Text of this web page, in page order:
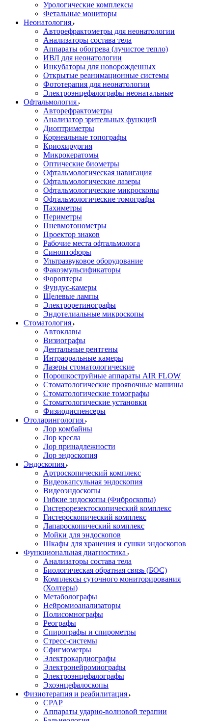
Урологические комплексы
Фетальные мониторы
Неонатология
Авторефрактометры для неонатологии
Анализаторы состава тела
Аппараты обогрева (лучистое тепло)
ИВЛ для неонатологии
Инкубаторы для новорожденных
Открытые реанимационные системы
Фототерапия для неонатологии
Электроэнцефалографы неонатальные
Офтальмология
Авторефрактометры
Анализатор зрительных функций
Диоптриметры
Корнеальные топографы
Криохирургия
Микрокератомы
Оптические биометры
Офтальмологическая навигация
Офтальмологические лазеры
Офтальмологические микроскопы
Офтальмологические томографы
Пахиметры
Периметры
Пневмотонометры
Проектор знаков
Рабочие места офтальмолога
Синоптофоры
Ультразвуковое оборудование
Факоэмульсификаторы
Фороптеры
Фундус-камеры
Щелевые лампы
Электроретинографы
Эндотелиальные микроскопы
Стоматология
Автоклавы
Визиографы
Дентальные рентгены
Интраоральные камеры
Лазеры стоматологические
Порошкоструйные аппараты AIR FLOW
Стоматологические проявочные машины
Стоматологические томографы
Стоматологические установки
Физиодиспенсеры
Отоларингология
Лор комбайны
Лор кресла
Лор принадлежности
Лор эндоскопия
Эндоскопия
Артроскопический комплекс
Видеокапсульная эндоскопия
Видеоэндоскопы
Гибкие эндоскопы (Фиброcкопы)
Гистерорезектоскопический комплекс
Гистероскопический комплекс
Лапароскопический комплекс
Мойки для эндоскопов
Шкафы для хранения и сушки эндоскопов
Функциональная диагностика
Анализаторы состава тела
Биологическая обратная связь (БОС)
Комплексы суточного мониторирования
(Холтеры)
Метаболографы
Нейромиоанализаторы
Полисомнографы
Реографы
Спирографы и спирометры
Стресс-системы
Сфигмометры
Электрокардиографы
Электронейромиографы
Электроэнцефалографы
Эхоэнцефалоскопы
Физиотерапия и реабилитация
CPAP
Аппараты ударно-волновой терапии